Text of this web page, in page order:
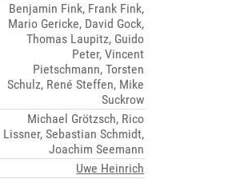
Benjamin Fink, Frank Fink,
Mario Gericke, David Gock,
Thomas Laupitz, Guido
Peter, Vincent
Pietschmann, Torsten
Schulz, René Steffen, Mike
Suckrow
Michael Grötzsch, Rico
Lissner, Sebastian Schmidt,
Joachim Seemann
Uwe Heinrich